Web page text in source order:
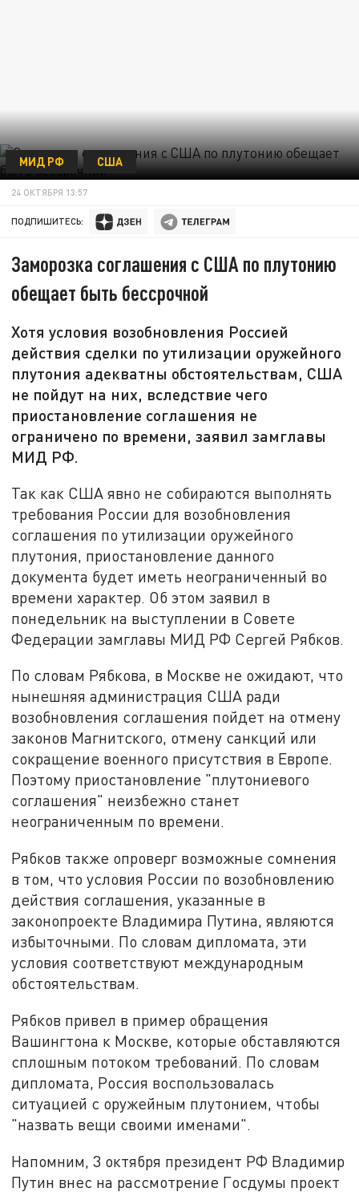
МИД РФ США
24 ОКТЯБРЯ 13:57
ПОДПИШИТЕСЬ:
Заморозка соглашения с США по плутонию
обещает быть бессрочной
Хотя условия возобновления Россией
действия сделки по утилизации оружейного
плутония адекватны обстоятельствам, США
не пойдут на них, вследствие чего
приостановление соглашения не
ограничено по времени, заявил замглавы
МИД РФ.
Так как США явно не собираются выполнять
требования России для возобновления
соглашения по утилизации оружейного
плутония, приостановление данного
документа будет иметь неограниченный во
времени характер. Об этом заявил в
понедельник на выступлении в Совете
Федерации замглавы МИД РФ Сергей Рябков.
По словам Рябкова, в Москве не ожидают, что
нынешняя администрация США ради
возобновления соглашения пойдет на отмену
законов Магнитского, отмену санкций или
сокращение военного присутствия в Европе.
Поэтому приостановление "плутониевого
соглашения" неизбежно станет
неограниченным по времени.
Рябков также опроверг возможные сомнения
в том, что условия России по возобновлению
действия соглашения, указанные в
законопроекте Владимира Путина, являются
избыточными. По словам дипломата, эти
условия соответствуют международным
обстоятельствам.
Рябков привел в пример обращения
Вашингтона к Москве, которые обставляются
сплошным потоком требований. По словам
дипломата, Россия воспользовалась
ситуацией с оружейным плутонием, чтобы
"назвать вещи своими именами".
Напомним, 3 октября президент РФ Владимир
Путин внес на рассмотрение Госдумы проект